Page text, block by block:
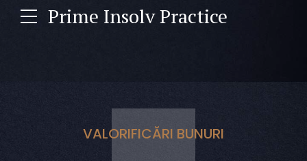
Prime Insolv Practice
VALORIFICĂRI BUNURI